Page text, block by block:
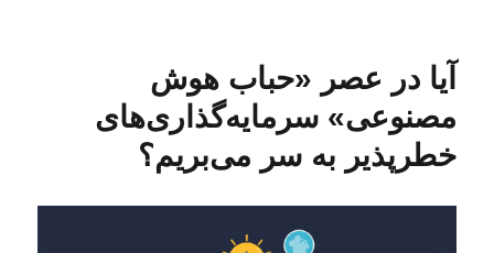
ش
ه
ا
ه ح
ک
م
ه
آیا در عصر «حباب هوش
مصنوعی» سرمایه‌گذاری‌های
خطرپذیر به سر می‌بریم؟